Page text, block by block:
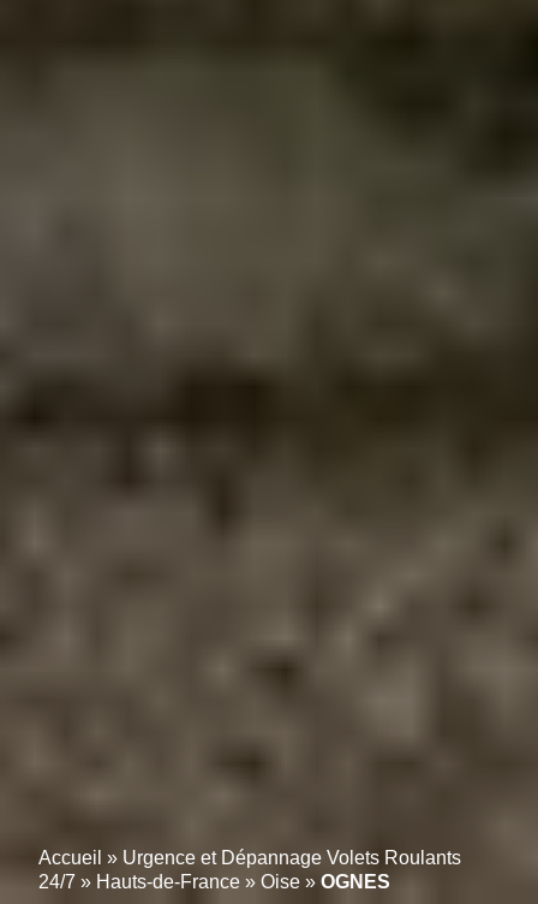
Accueil » Urgence et Dépannage Volets Roulants
24/7 » Hauts-de-France » Oise » OGNES